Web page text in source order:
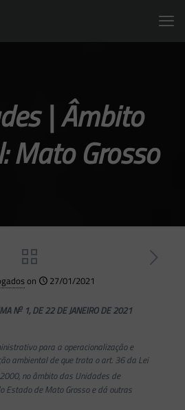
| Âmbito
Mato Grosso
on 27/01/2021
No1, DE 22 DE JANEIRO DE 2021
para a operacionalização e
ambiental de que trata o art. 36 da Lei
no âmbito das Unidades de
Estado de Mato Grosso e dá outras